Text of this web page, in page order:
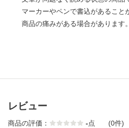
マーカーやペンで書込があることが
商品の痛みがある場合があります。
レビュー
商品の評価： -点 (0件)